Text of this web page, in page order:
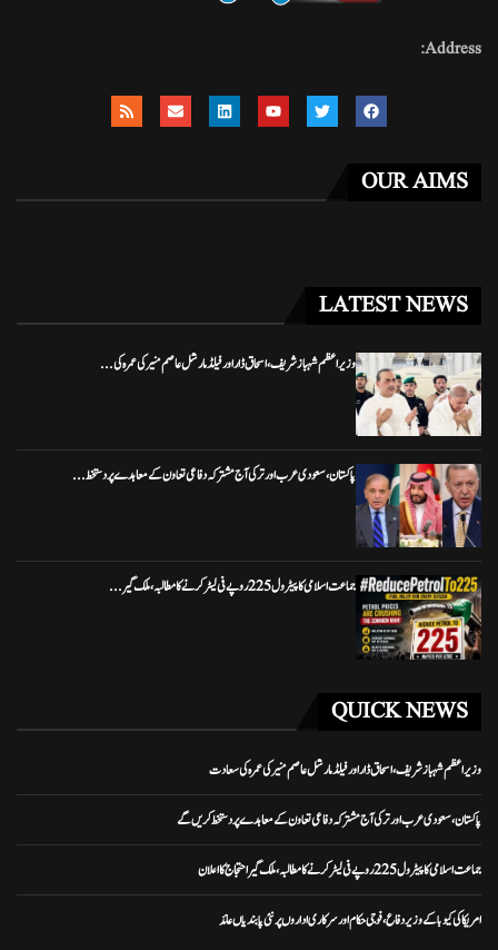
Address:
OUR AIMS
LATEST NEWS
وزیراعظم شہباز شریف، اسحاق ڈار اور فیلڈ مارشل عاصم منیر کی عمرہ کی...
پاکستان، سعودی عرب اور ترکی آج مشترکہ دفاعی تعاون کے معاہدے پر دستخط...
جماعت اسلامی کا پیٹرول 225 روپے فی لیٹر کرنے کا مطالبہ، ملک گیر...
QUICK NEWS
وزیراعظم شہباز شریف، اسحاق ڈار اور فیلڈ مارشل عاصم منیر کی عمرہ کی سعادت
پاکستان، سعودی عرب اور ترکی آج مشترکہ دفاعی تعاون کے معاہدے پر دستخط کریں گے
جماعت اسلامی کا پیٹرول 225 روپے فی لیٹر کرنے کا مطالبہ، ملک گیر احتجاج کا اعلان
امریکا کی کیوبا کے وزیر دفاع، فوجی حکام اور سرکاری اداروں پر نئی پابندیاں عائد